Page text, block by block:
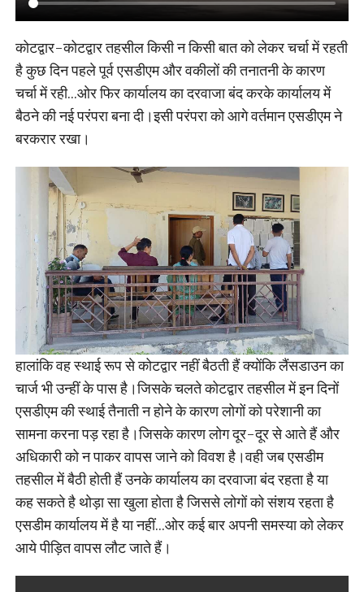
कोटद्वार-कोटद्वार तहसील किसी न किसी बात को लेकर चर्चा में रहती
है कुछ दिन पहले पूर्व एसडीएम और वकीलों की तनातनी के कारण
चर्चा में रही…ओर फिर कार्यालय का दरवाजा बंद करके कार्यालय में
बैठने की नई परंपरा बना दी।इसी परंपरा को आगे वर्तमान एसडीएम ने
बरकरार रखा।
हालांकि वह स्थाई रूप से कोटद्वार नहीं बैठती हैं क्योंकि लैंसडाउन का
चार्ज भी उन्हीं के पास है।जिसके चलते कोटद्वार तहसील में इन दिनों
एसडीएम की स्थाई तैनाती न होने के कारण लोगों को परेशानी का
सामना करना पड़ रहा है।जिसके कारण लोग दूर-दूर से आते हैं और
अधिकारी को न पाकर वापस जाने को विवश है।वही जब एसडीम
तहसील में बैठी होती हैं उनके कार्यालय का दरवाजा बंद रहता है या
कह सकते है थोड़ा सा खुला होता है जिससे लोगों को संशय रहता है
एसडीम कार्यालय में है या नहीं…ओर कई बार अपनी समस्या को लेकर
आये पीड़ित वापस लौट जाते हैं।